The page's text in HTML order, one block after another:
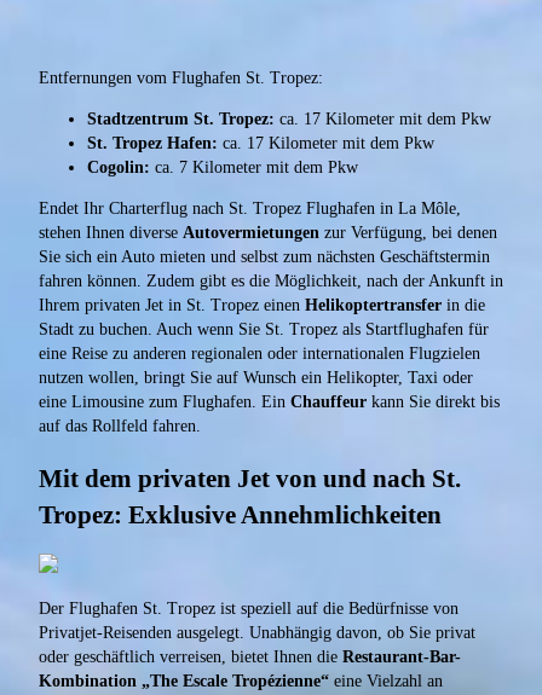
Entfernungen vom Flughafen St. Tropez:
Stadtzentrum St. Tropez: ca. 17 Kilometer mit dem Pkw
St. Tropez Hafen: ca. 17 Kilometer mit dem Pkw
Cogolin: ca. 7 Kilometer mit dem Pkw
Endet Ihr Charterflug nach St. Tropez Flughafen in La Môle,
stehen Ihnen diverse Autovermietungen zur Verfügung, bei denen
Sie sich ein Auto mieten und selbst zum nächsten Geschäftstermin
fahren können. Zudem gibt es die Möglichkeit, nach der Ankunft in
Ihrem privaten Jet in St. Tropez einen Helikoptertransfer in die
Stadt zu buchen. Auch wenn Sie St. Tropez als Startflughafen für
eine Reise zu anderen regionalen oder internationalen Flugzielen
nutzen wollen, bringt Sie auf Wunsch ein Helikopter, Taxi oder
eine Limousine zum Flughafen. Ein Chauffeur kann Sie direkt bis
auf das Rollfeld fahren.
Mit dem privaten Jet von und nach St.
Tropez: Exklusive Annehmlichkeiten
Der Flughafen St. Tropez ist speziell auf die Bedürfnisse von
Privatjet-Reisenden ausgelegt. Unabhängig davon, ob Sie privat
oder geschäftlich verreisen, bietet Ihnen die Restaurant-Bar-
Kombination „The Escale Tropézienne“ eine Vielzahl an